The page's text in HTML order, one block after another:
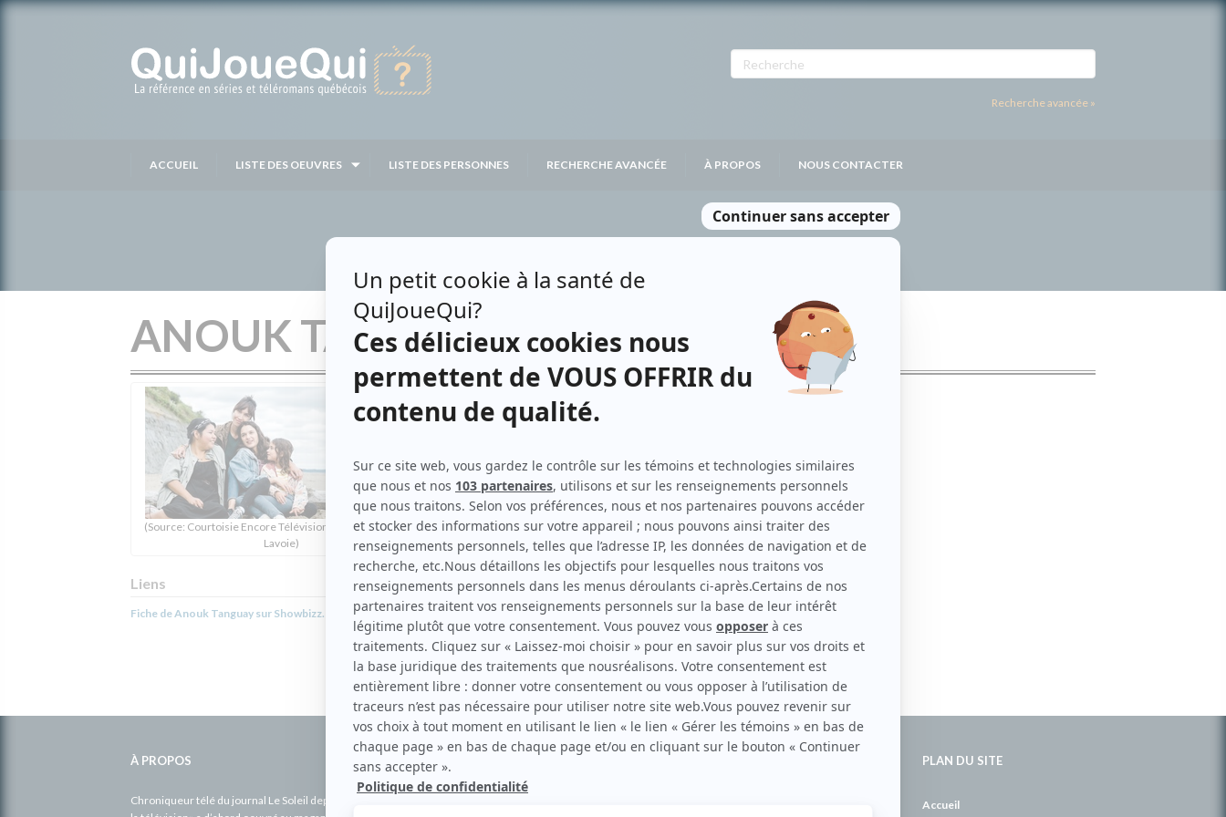
Recherche avancée »
ACCUEIL LISTE DES OEUVRES LISTE DES PERSONNES RECHERCHE AVANCÉE À PROPOS NOUS CONTACTER
ANOUK TANGUAY
(Source: Courtoisie Encore Télévision / Drowster / Eve B.
Lavoie)
Liens
Fiche de Anouk Tanguay sur Showbizz.net
Personnages
Antigang(Justine 2025 )
Les perles (Juliette Houle-Tremblay)
Sorcières(Léonie
À PROPOS
Chroniqueur télé du journal Le Soleil depuis 2001, Richard Therrien carbure à son petit écran. Celui qu’on surnomme parfois «l’encyclopédie de
PLAN DU SITE
Accueil